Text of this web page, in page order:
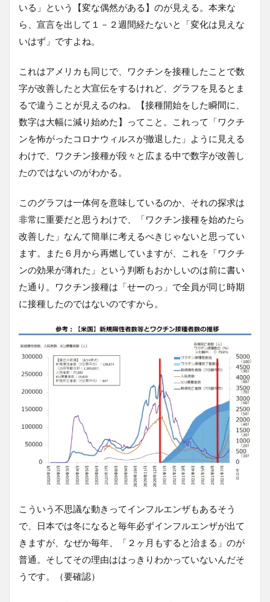
いる」という【変な偶然がある】のが見える。本来な
ら、宣言を出して１－２週間経たないと「変化は見えな
いはず」ですよね。
これはアメリカも同じで、ワクチンを接種したことで数
字が改善したと大宣伝をするけれど、グラフを見るとま
るで違うことが見えるのね。【接種開始をした瞬間に、
数字は大幅に減り始めた】ってこと。これって「ワクチ
ンを怖がったコロナウィルスが撤退した」ように見える
わけで、ワクチン接種が段々と広まる中で数字が改善し
たのではないのがわかる。
このグラフは一体何を意味しているのか、それの探求は
非常に重要だと思うわけで、「ワクチン接種を始めたら
改善した」なんて簡単に考えるべきじゃないと思ってい
ます。また６月から再燃していますが、これを「ワクチ
ンの効果が薄れた」という判断もおかしいのは前に書い
た通り。ワクチン接種は「せーのっ」で全員が同じ時期
に接種したのではないのですから。
こういう不思議な動きってインフルエンザもあるそう
で、日本では冬になると毎年必ずインフルエンザが出て
きますが、なぜか毎年、「２ヶ月もすると治まる」のが
普通。そしてその理由ははっきりわかっていないんだそ
うです。（要確認）